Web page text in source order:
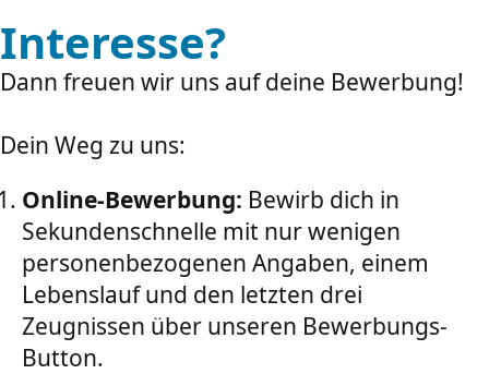
Interesse?
Dann freuen wir uns auf deine Bewerbung!
Dein Weg zu uns:
Online-Bewerbung: Bewirb dich in
Sekundenschnelle mit nur wenigen
personenbezogenen Angaben, einem
Lebenslauf und den letzten drei
Zeugnissen über unseren Bewerbungs-
Button.